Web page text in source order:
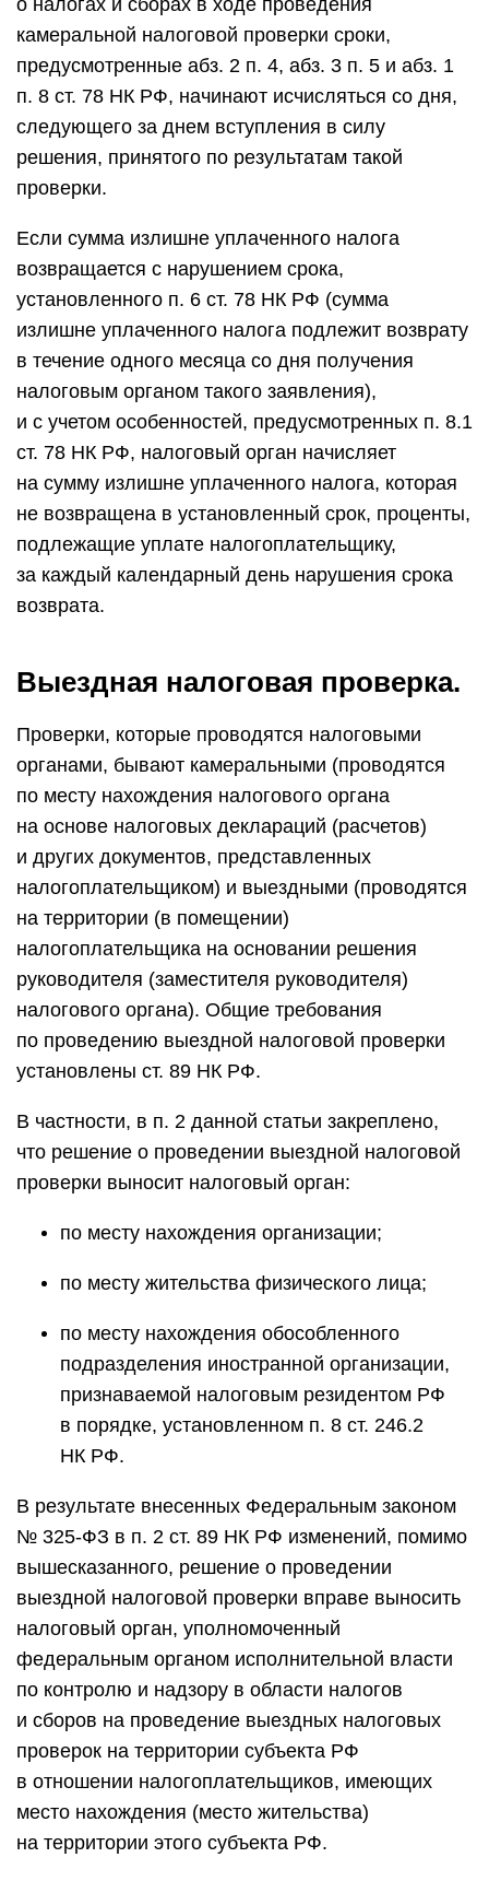
о налогах и сборах в ходе проведения
камеральной налоговой проверки сроки,
предусмотренные абз. 2 п. 4, абз. 3 п. 5 и абз. 1
п. 8 ст. 78 НК РФ, начинают исчисляться со дня,
следующего за днем вступления в силу
решения, принятого по результатам такой
проверки.
Если сумма излишне уплаченного налога
возвращается с нарушением срока,
установленного п. 6 ст. 78 НК РФ (сумма
излишне уплаченного налога подлежит возврату
в течение одного месяца со дня получения
налоговым органом такого заявления),
и с учетом особенностей, предусмотренных п. 8.1
ст. 78 НК РФ, налоговый орган начисляет
на сумму излишне уплаченного налога, которая
не возвращена в установленный срок, проценты,
подлежащие уплате налогоплательщику,
за каждый календарный день нарушения срока
возврата.
Выездная налоговая проверка.
Проверки, которые проводятся налоговыми
органами, бывают камеральными (проводятся
по месту нахождения налогового органа
на основе налоговых деклараций (расчетов)
и других документов, представленных
налогоплательщиком) и выездными (проводятся
на территории (в помещении)
налогоплательщика на основании решения
руководителя (заместителя руководителя)
налогового органа). Общие требования
по проведению выездной налоговой проверки
установлены ст. 89 НК РФ.
В частности, в п. 2 данной статьи закреплено,
что решение о проведении выездной налоговой
проверки выносит налоговый орган:
по месту нахождения организации;
по месту жительства физического лица;
по месту нахождения обособленного
подразделения иностранной организации,
признаваемой налоговым резидентом РФ
в порядке, установленном п. 8 ст. 246.2
НК РФ.
В результате внесенных Федеральным законом
№ 325-ФЗ в п. 2 ст. 89 НК РФ изменений, помимо
вышесказанного, решение о проведении
выездной налоговой проверки вправе выносить
налоговый орган, уполномоченный
федеральным органом исполнительной власти
по контролю и надзору в области налогов
и сборов на проведение выездных налоговых
проверок на территории субъекта РФ
в отношении налогоплательщиков, имеющих
место нахождения (место жительства)
на территории этого субъекта РФ.